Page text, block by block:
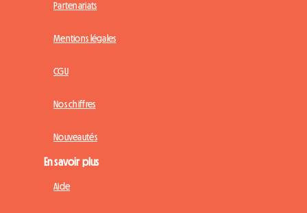
Partenariats
Mentions légales
CGU
Nos chiffres
Nouveautés
En savoir plus
Aide